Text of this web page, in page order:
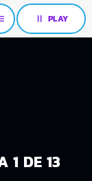
pause PLAY
1 DE 13